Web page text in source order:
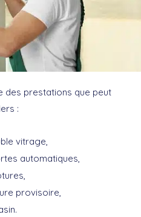
des prestations que peut
:
vitrage,
automatiques,
provisoire,